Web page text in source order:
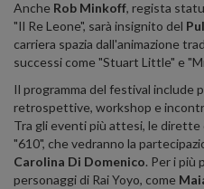
Anche Rob Minkoff, regista
"Il Re Leone", sarà insignito del
carriera spazia dall'animazione
successi come "Stuart Little" e
Il programma del festival include
retrospettive, workshop e
Tra gli eventi più attesi, le dirette
"610", che vedranno la
Carolina Di Domenico. Per i più
personaggi di Rai Yoyo, come